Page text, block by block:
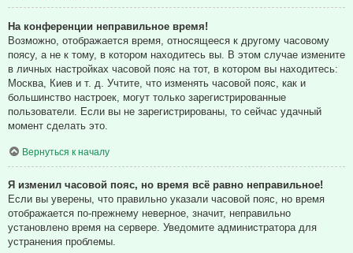
На конференции неправильное время!
Возможно, отображается время, относящееся к другому часовому
поясу, а не к тому, в котором находитесь вы. В этом случае измените
в личных настройках часовой пояс на тот, в котором вы находитесь:
Москва, Киев и т. д. Учтите, что изменять часовой пояс, как и
большинство настроек, могут только зарегистрированные
пользователи. Если вы не зарегистрированы, то сейчас удачный
момент сделать это.
Вернуться к началу
Я изменил часовой пояс, но время всё равно неправильное!
Если вы уверены, что правильно указали часовой пояс, но время
отображается по-прежнему неверное, значит, неправильно
установлено время на сервере. Уведомите администратора для
устранения проблемы.